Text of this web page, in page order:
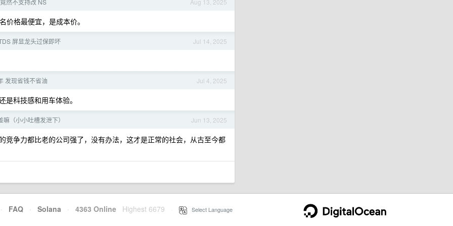
Aug 13, 2025
然不支持改 NS
价格最便宜，是成本价。
Jul 14, 2025
屏显龙头过保即坏
Jul 4, 2025
发现省钱不省油
科技感和用车体验。
Jun 13, 2025
（小小吐槽发泄下）
竞争力都比老的公司强了，没有办法，这才是正常的社会，从古至今都
· FAQ · Solana · 4363 Online Highest 6679 Select Language